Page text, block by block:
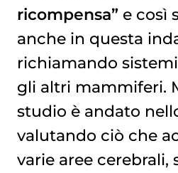
ricompensa” e così
anche in questa
richiamando
gli altri mammiferi.
studio è andato
valutando ciò che
varie aree cerebrali,